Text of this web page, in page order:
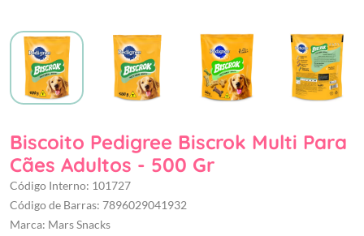
Biscoito Pedigree Biscrok Multi Para
Cães Adultos - 500 Gr
Código Interno: 101727
Código de Barras: 7896029041932
Marca: Mars Snacks